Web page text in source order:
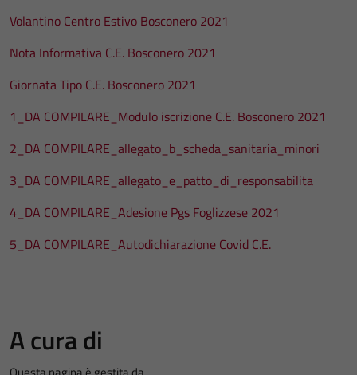
Volantino Centro Estivo Bosconero 2021
Nota Informativa C.E. Bosconero 2021
Giornata Tipo C.E. Bosconero 2021
1_DA COMPILARE_Modulo iscrizione C.E. Bosconero 2021
2_DA COMPILARE_allegato_b_scheda_sanitaria_minori
3_DA COMPILARE_allegato_e_patto_di_responsabilita
4_DA COMPILARE_Adesione Pgs Foglizzese 2021
5_DA COMPILARE_Autodichiarazione Covid C.E.
A cura di